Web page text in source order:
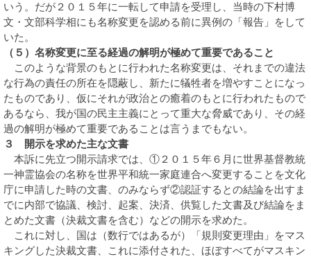
いう。だが２０１５年に一転して申請を受理し、当時の下村博
文・文部科学相にも名称変更を認める前に異例の「報告」をして
いた。
（５）名称変更に至る経過の解明が極めて重要であること
このような背景のもとに行われた名称変更は、それまでの違法
な行為の責任の所在を隠蔽し、新たに犠牲者を増やすことになっ
たものであり、仮にそれが政治との癒着のもとに行われたもので
あるなら、我が国の民主主義にとって重大な脅威であり、その経
過の解明が極めて重要であることは言うまでもない。
３ 開示を求めた主な文書
本訴に先立つ開示請求では、①２０１５年６月に世界基督教統
一神霊協会の名称を世界平和統一家庭連合へ変更することを文化
庁に申請した時の文書、のみならず②認証するとの結論を出すま
でに内部で協議、検討、起案、決済、供覧した文書及び結論をま
とめた文書（決裁文書を含む）などの開示を求めた。
これに対し、国は（数行ではあるが）「規則変更理由」をマス
キングした決裁文書、これに添付された、ほぼすべてがマスキン